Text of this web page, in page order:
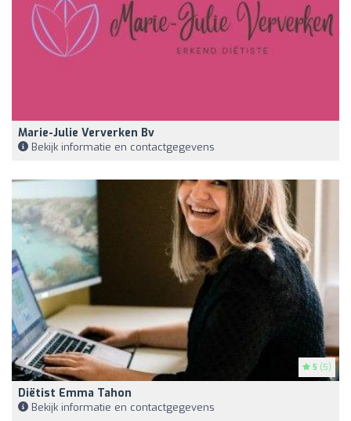
Marie-Julie Ververken Bv
Bekijk informatie en contactgegevens
5 (5)
Diëtist Emma Tahon
Bekijk informatie en contactgegevens